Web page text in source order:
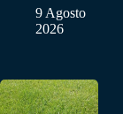
9 Agosto
2026